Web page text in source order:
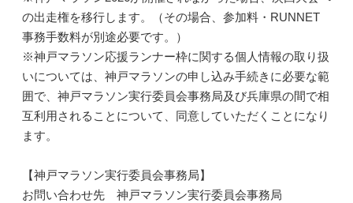
の出走権を移行します。（その場合、参加料・RUNNET
事務手数料が別途必要です。）
※神戸マラソン応援ランナー枠に関する個人情報の取り扱
いについては、神戸マラソンの申し込み手続きに必要な範
囲で、神戸マラソン実行委員会事務局及び兵庫県の間で相
互利用されることについて、同意していただくことになり
ます。
【神戸マラソン実行委員会事務局】
お問い合わせ先 神戸マラソン実行委員会事務局